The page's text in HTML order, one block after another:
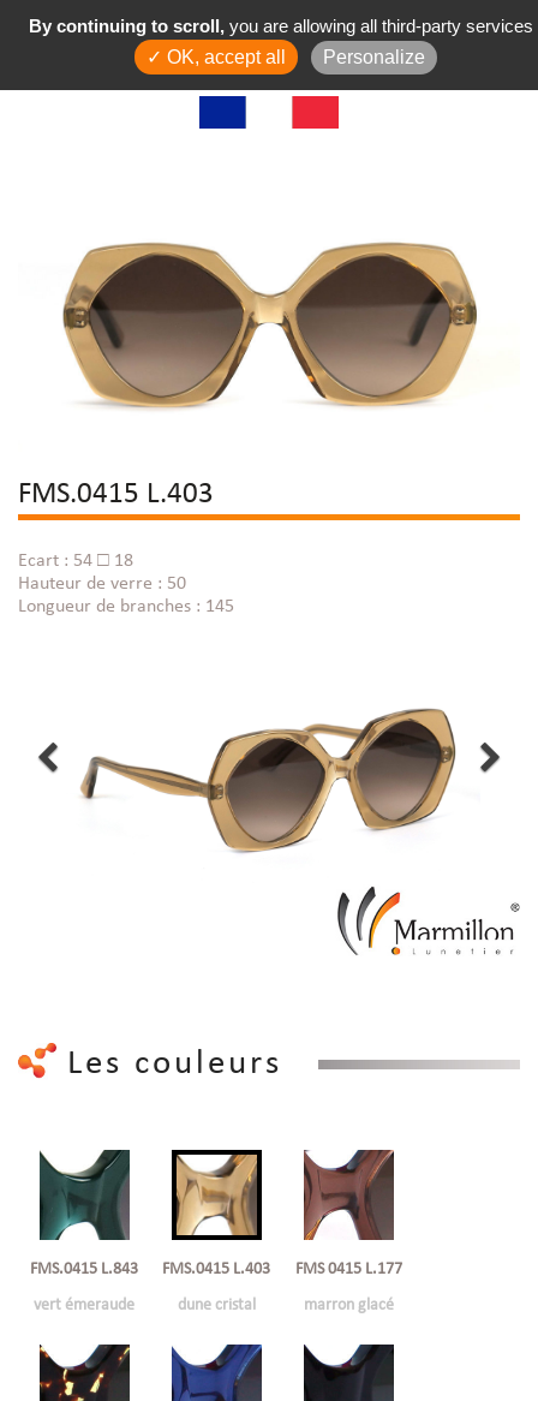
FMS.0415 L.403
Ecart : 54 □ 18
Hauteur de verre : 50
Longueur de branches : 145
Les couleurs
FMS.0415 L.843
vert émeraude
FMS.0415 L.403
dune cristal
FMS 0415 L.177
marron glacé
By continuing to scroll, you are allowing all third-party services
✓ OK, accept all
Personalize